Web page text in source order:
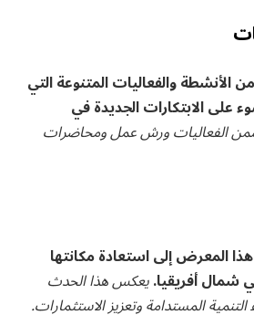
الأنشطة والفعاليات المتنوعة التي
على الابتكارات الجديدة في
الفعاليات ورش عمل⁣ ومحاضرات⁣
المعرض⁣ إلى استعادة مكانتها
شمال أفريقيا.يعكس هذا الحدث
المستدامة وتعزيز الاستثمارات.